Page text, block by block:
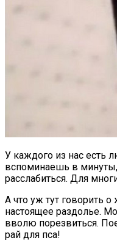
У каждого из нас есть
вспоминаешь в минуты,
расслабиться. Для
А что уж тут говорить
настоящее раздолье.
вволю порезвиться.
рай для пса!